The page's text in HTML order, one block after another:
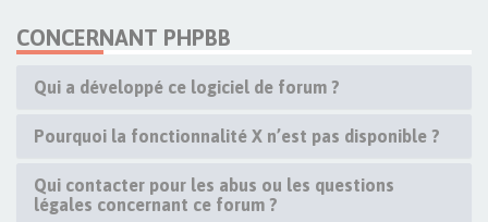
CONCERNANT PHPBB
Qui a développé ce logiciel de forum ?
Pourquoi la fonctionnalité X n’est pas disponible ?
Qui contacter pour les abus ou les questions
légales concernant ce forum ?